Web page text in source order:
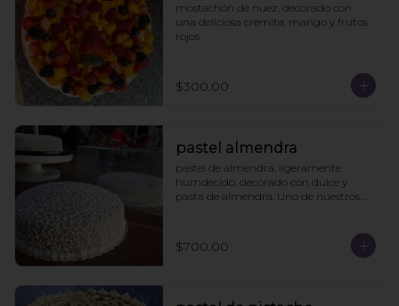
mostachón de nuez, decorado con
una deliciosa cremita, mango y frutos
rojos
$300.00
pastel almendra
pastel de almendra, ligeramente
humdecido, decorado con dulce y
pasta de almendra. Uno de nuestros
$700.00